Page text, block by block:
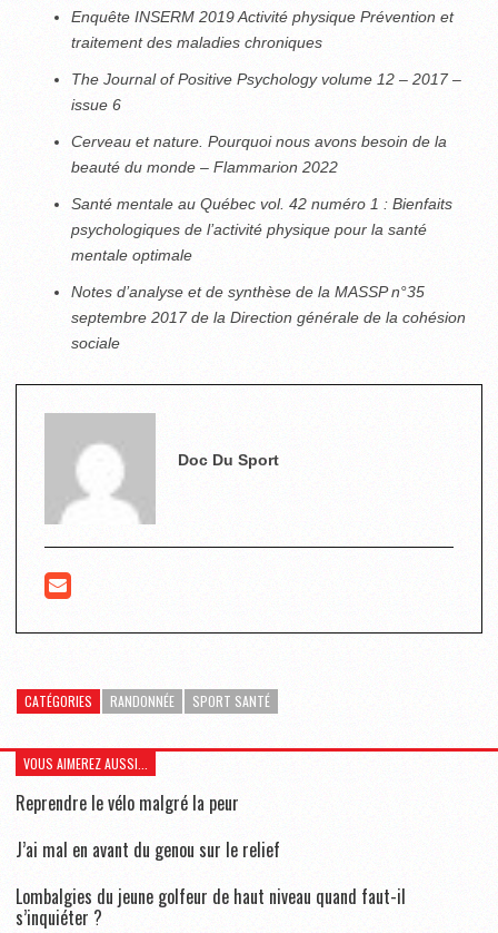
Enquête INSERM 2019 Activité physique Prévention et
traitement des maladies chroniques
The Journal of Positive Psychology volume 12 – 2017 –
issue 6
Cerveau et nature. Pourquoi nous avons besoin de la
beauté du monde – Flammarion 2022
Santé mentale au Québec vol. 42 numéro 1 : Bienfaits
psychologiques de l’activité physique pour la santé
mentale optimale
Notes d’analyse et de synthèse de la MASSP n°35
septembre 2017 de la Direction générale de la cohésion
sociale
Doc Du Sport
CATÉGORIES RANDONNÉE SPORT SANTÉ
VOUS AIMEREZ AUSSI...
Reprendre le vélo malgré la peur
J’ai mal en avant du genou sur le relief
Lombalgies du jeune golfeur de haut niveau quand faut-il
s’inquiéter ?